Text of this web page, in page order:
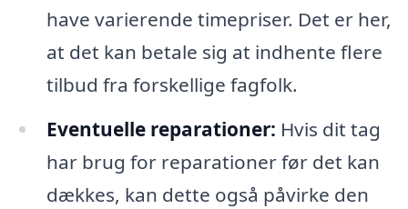
have varierende timepriser. Det er her,
at det kan betale sig at indhente flere
tilbud fra forskellige fagfolk.
Eventuelle reparationer: Hvis dit tag
har brug for reparationer før det kan
dækkes, kan dette også påvirke den